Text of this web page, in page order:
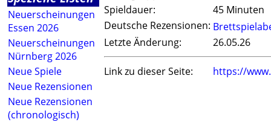
Neuerscheinungen
Essen 2026
Neuerscheinungen
Nürnberg 2026
Neue Spiele
Neue Rezensionen
Neue Rezensionen
(chronologisch)
Spieldauer:
45 Minuten
Deutsche Rezensionen:
Letzte Änderung:
26.05.26
Link zu dieser Seite: https://